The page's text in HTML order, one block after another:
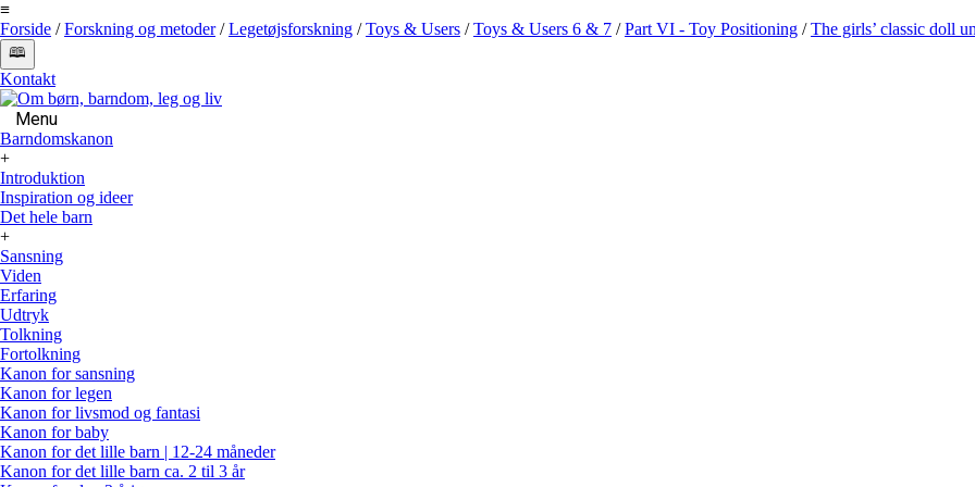
≡
Forside /Forskning og metoder/Legetøjsforskning /Toys & Users /Toys & Users 6 & 7 /Part VI - Toy Positioning /The girls’ classic doll
🕮
Kontakt
Menu
Barndomskanon
+
Introduktion
Inspiration og ideer
Det hele barn
+
Sansning
Viden
Erfaring
Udtryk
Tolkning
Fortolkning
Kanon for sansning
Kanon for legen
Kanon for livsmod og fantasi
Kanon for baby
Kanon for det lille barn | 12-24 måneder
Kanon for det lille barn ca. 2 til 3 år